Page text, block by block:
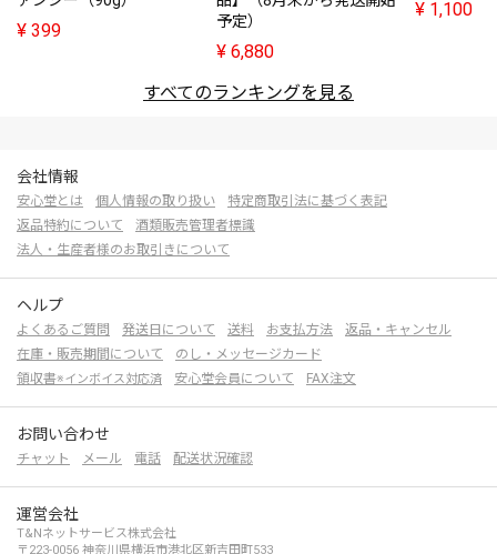
¥ 399
予定）
¥ 6,880
¥ 1,100
すべてのランキングを見る
会社情報
安心堂とは 個人情報の取り扱い
特定商取引法に基づく表記
返品特約について
酒類販売管理者標識
法人・生産者様のお取引きについて
ヘルプ
よくあるご質問 発送日について 送料 お支払方法
返品・キャンセル
在庫・販売期間について
のし・メッセージカード
領収書※インボイス対応済 安心堂会員について FAX注文
お問い合わせ
チャット メール 電話 配送状況確認
運営会社
T&Nネットサービス株式会社
〒223-0056 神奈川県横浜市港北区新吉田町533